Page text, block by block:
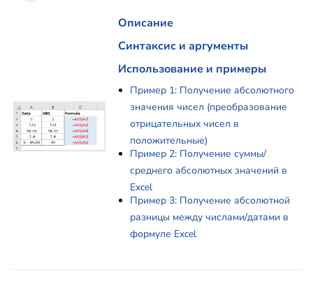
Описание
Синтаксис и аргументы
Использование и примеры
Пример 1: Получение абсолютного
значения чисел (преобразование
отрицательных чисел в
положительные)
Пример 2: Получение суммы/
среднего абсолютных значений в
Excel
Пример 3: Получение абсолютной
разницы между числами/датами в
формуле Excel